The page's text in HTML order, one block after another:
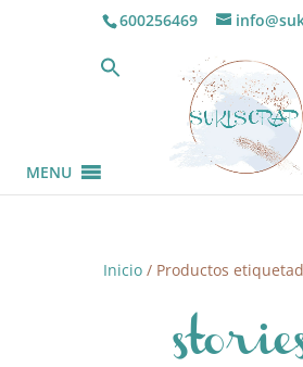
600256469
MENU
Inicio/ Productos